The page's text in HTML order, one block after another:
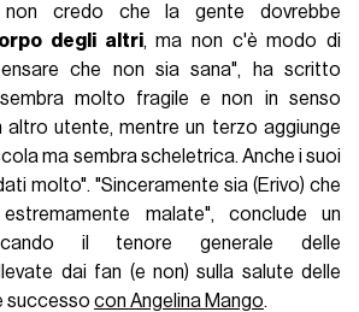
credo che la gente dovrebbe
degli altri, ma non c'è modo di
che non sia sana", ha scritto
sembra molto fragile e non in senso
altro utente, mentre un terzo aggiunge
ma sembra scheletrica. Anche i suoi
molto". "Sinceramente sia (Erivo) che
malate", conclude un
il tenore generale delle
dai fan (e non) sulla salute delle
successocon Angelina Mango.